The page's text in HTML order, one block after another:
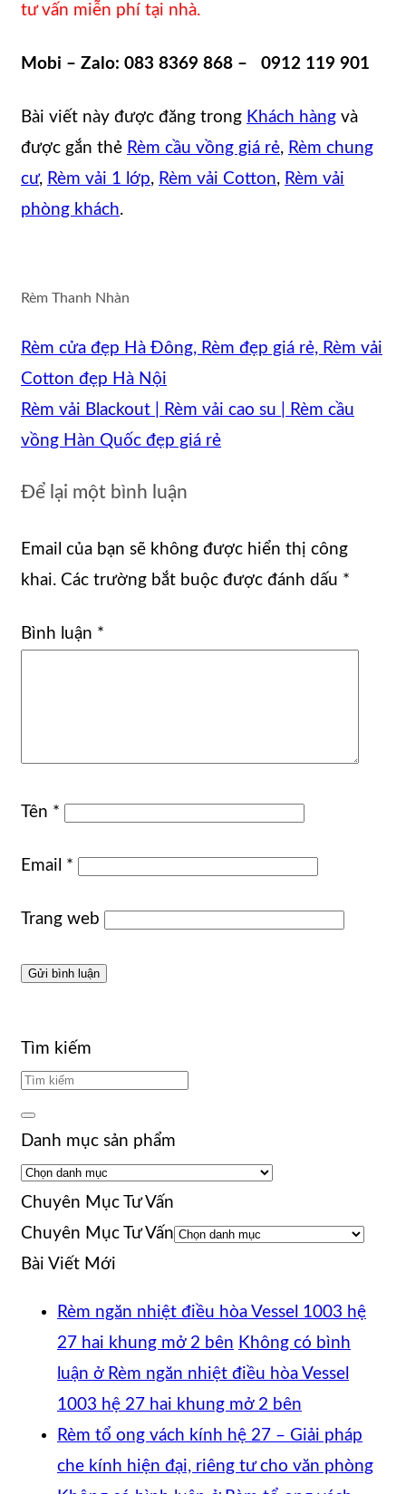
tư vấn miễn phí tại nhà.
Mobi – Zalo: 083 8369 868 – 0912 119 901
Bài viết này được đăng trong Khách hàng và
được gắn thẻ Rèm cầu vồng giá rẻ, Rèm chung
cư, Rèm vải 1 lớp, Rèm vải Cotton, Rèm vải
phòng khách.
Rèm Thanh Nhàn
Rèm cửa đẹp Hà Đông, Rèm đẹp giá rẻ, Rèm vải
Cotton đẹp Hà Nội
Rèm vải Blackout | Rèm vải cao su | Rèm cầu
vồng Hàn Quốc đẹp giá rẻ
Để lại một bình luận
Email của bạn sẽ không được hiển thị công
khai. Các trường bắt buộc được đánh dấu *
Bình luận *
Tên *
Email *
Trang web
Tìm kiếm
Danh mục sản phẩm
Chuyên Mục Tư Vấn
Chuyên Mục Tư Vấn
Bài Viết Mới
Rèm ngăn nhiệt điều hòa Vessel 1003 hệ
27 hai khung mở 2 bên Không có bình
luận ở Rèm ngăn nhiệt điều hòa Vessel
1003 hệ 27 hai khung mở 2 bên
Rèm tổ ong vách kính hệ 27 – Giải pháp
che kính hiện đại, riêng tư cho văn phòng